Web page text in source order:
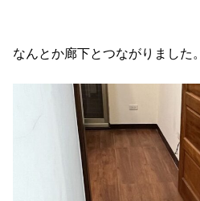
なんとか廊下とつながりました。